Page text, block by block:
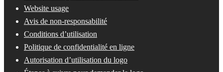
Website usage
Avis de non-responsabilité
Conditions d’utilisation
Politique de confidentialité en ligne
Autorisation d’utilisation du logo